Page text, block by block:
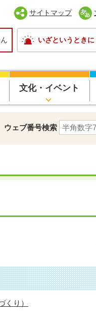
サイトマップ
いざというときに
文化・イベント
ウェブ番号検索
くり）